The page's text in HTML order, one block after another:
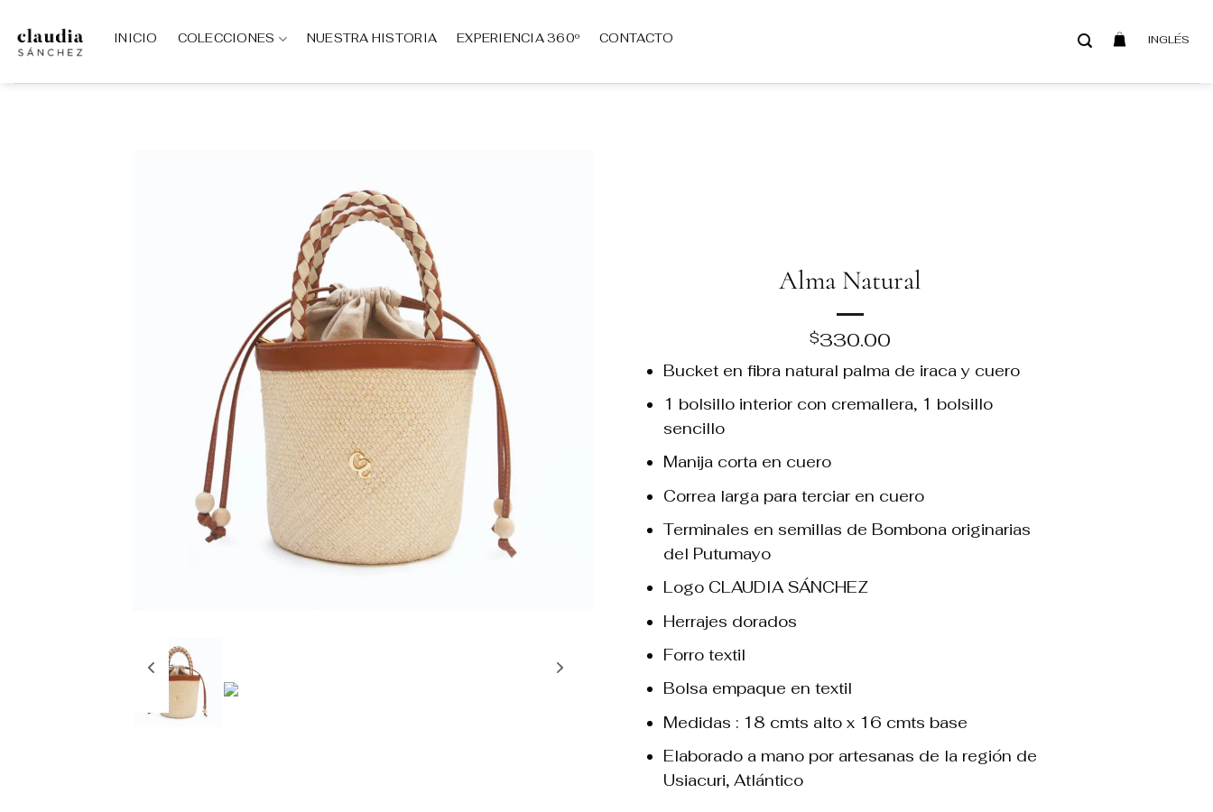
contenido
INICIO COLECCIONES NUESTRA HISTORIA EXPERIENCIA 360º CONTACTO INGLÉS
Alma Natural
$330.00
Bucket en fibra natural palma de iraca y cuero
1 bolsillo interior con cremallera, 1 bolsillo
sencillo
Manija corta en cuero
Correa larga para terciar en cuero
Terminales en semillas de Bombona originarias
del Putumayo
Logo CLAUDIA SÁNCHEZ
Herrajes dorados
Forro textil
Bolsa empaque en textil
Medidas : 18 cmts alto x 16 cmts base
Elaborado a mano por artesanas de la región de
Usiacuri, Atlántico